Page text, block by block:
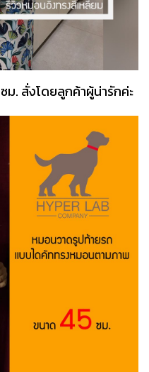
. สั่งโดยลูกค้าผู้น่ารักค่ะ